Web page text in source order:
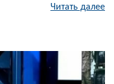
Читать далее